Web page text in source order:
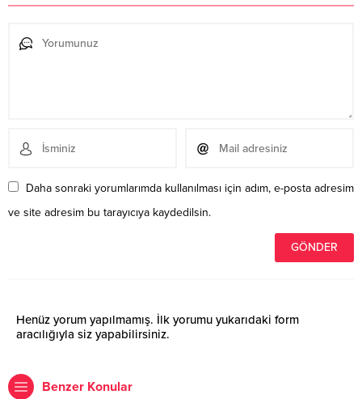
Daha sonraki yorumlarımda kullanılması için adım, e-posta adresim
ve site adresim bu tarayıcıya kaydedilsin.
Henüz yorum yapılmamış. İlk yorumu yukarıdaki form
aracılığıyla siz yapabilirsiniz.
Benzer Konular